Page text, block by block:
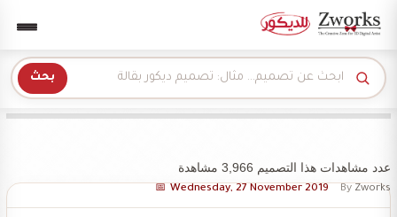
عدد مشاهدات هذا التصميم 3,966 مشاهدة
Wednesday, 27 November 2019 By Zworks
Zworks للديكور
بحث